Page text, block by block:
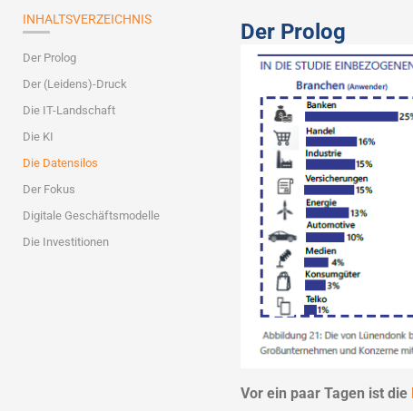
INHALTSVERZEICHNIS
Der Prolog
Der (Leidens)-Druck
Die IT-Landschaft
Die KI
Die Datensilos
Der Fokus
Digitale Geschäftsmodelle
Die Investitionen
Der Prolog
Vor ein paar Tagen ist die